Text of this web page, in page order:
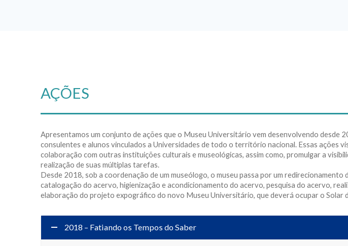
AÇÕES
Apresentamos um conjunto de ações que o Museu Universitário vem desenvolvendo desde
consulentes e alunos vinculados a Universidades de todo o território nacional. Essas ações
colaboração com outras instituições culturais e museológicas, assim como, promulgar a
realização de suas múltiplas tarefas.
Desde 2018, sob a coordenação de um museólogo, o museu passa por um
catalogação do acervo, higienização e acondicionamento do acervo, pesquisa do acervo,
elaboração do projeto expográfico do novo Museu Universitário, que deverá ocupar o Solar
2018 – Fatiando os Tempos do Saber